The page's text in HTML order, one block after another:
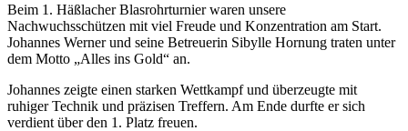
Beim 1. Häßlacher Blasrohrturnier waren unsere
Nachwuchsschützen mit viel Freude und Konzentration am Start.
Johannes Werner und seine Betreuerin Sibylle Hornung traten unter
dem Motto „Alles ins Gold“ an.
Johannes zeigte einen starken Wettkampf und überzeugte mit
ruhiger Technik und präzisen Treffern. Am Ende durfte er sich
verdient über den 1. Platz freuen.